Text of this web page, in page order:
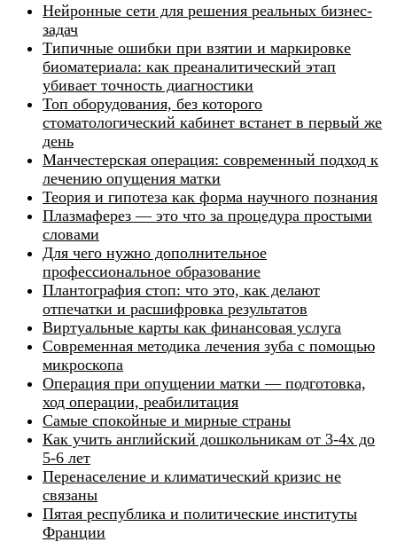
Нейронные сети для решения реальных бизнес-
задач
Типичные ошибки при взятии и маркировке
биоматериала: как преаналитический этап
убивает точность диагностики
Топ оборудования, без которого
стоматологический кабинет встанет в первый же
день
Манчестерская операция: современный подход к
лечению опущения матки
Теория и гипотеза как форма научного познания
Плазмаферез — это что за процедура простыми
словами
Для чего нужно дополнительное
профессиональное образование
Плантография стоп: что это, как делают
отпечатки и расшифровка результатов
Виртуальные карты как финансовая услуга
Современная методика лечения зуба с помощью
микроскопа
Операция при опущении матки — подготовка,
ход операции, реабилитация
Самые спокойные и мирные страны
Как учить английский дошкольникам от 3-4х до
5-6 лет
Перенаселение и климатический кризис не
связаны
Пятая республика и политические институты
Франции